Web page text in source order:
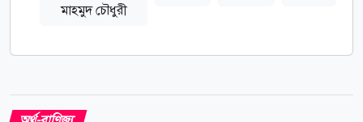
মাহমুদ চৌধুরী